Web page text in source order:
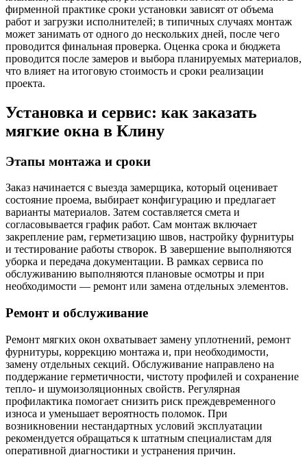
фирменной практике сроки установки зависят от объема
работ и загрузки исполнителей; в типичных случаях монтаж
может занимать от одного до нескольких дней, после чего
проводится финальная проверка. Оценка срока и бюджета
проводится после замеров и выбора планируемых материалов,
что влияет на итоговую стоимость и сроки реализации
проекта.
Установка и сервис: как заказать
мягкие окна в Клину
Этапы монтажа и сроки
Заказ начинается с выезда замерщика, который оценивает
состояние проема, выбирает конфигурацию и предлагает
варианты материалов. Затем составляется смета и
согласовывается график работ. Сам монтаж включает
закрепление рам, герметизацию швов, настройку фурнитуры
и тестирование работы створок. В завершение выполняются
уборка и передача документации. В рамках сервиса по
обслуживанию выполняются плановые осмотры и при
необходимости — ремонт или замена отдельных элементов.
Ремонт и обслуживание
Ремонт мягких окон охватывает замену уплотнений, ремонт
фурнитуры, коррекцию монтажа и, при необходимости,
замену отдельных секций. Обслуживание направлено на
поддержание герметичности, чистоту профилей и сохранение
тепло- и шумоизоляционных свойств. Регулярная
профилактика помогает снизить риск преждевременного
износа и уменьшает вероятность поломок. При
возникновении нестандартных условий эксплуатации
рекомендуется обращаться к штатным специалистам для
оперативной диагностики и устранения причин.